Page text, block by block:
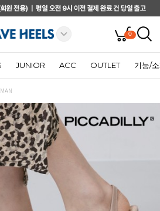
0
JUNIOR ACC OUTLET 기능/